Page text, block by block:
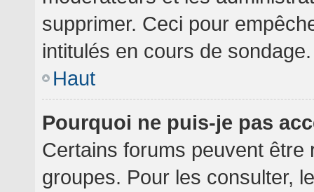
supprimer. Ceci pour
intitulés en cours de sondage.
Haut
Pourquoi ne puis-je pas
Certains forums peuvent
groupes. Pour les consulter,